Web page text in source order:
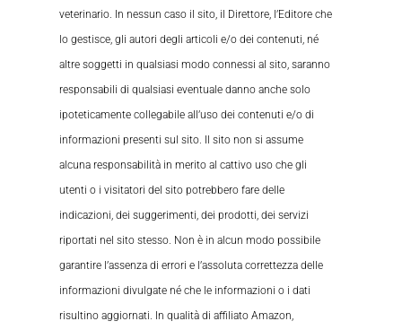
veterinario. In nessun caso il sito, il Direttore, l’Editore che
lo gestisce, gli autori degli articoli e/o dei contenuti, né
altre soggetti in qualsiasi modo connessi al sito, saranno
responsabili di qualsiasi eventuale danno anche solo
ipoteticamente collegabile all’uso dei contenuti e/o di
informazioni presenti sul sito. Il sito non si assume
alcuna responsabilità in merito al cattivo uso che gli
utenti o i visitatori del sito potrebbero fare delle
indicazioni, dei suggerimenti, dei prodotti, dei servizi
riportati nel sito stesso. Non è in alcun modo possibile
garantire l’assenza di errori e l’assoluta correttezza delle
informazioni divulgate né che le informazioni o i dati
risultino aggiornati. In qualità di affiliato Amazon,